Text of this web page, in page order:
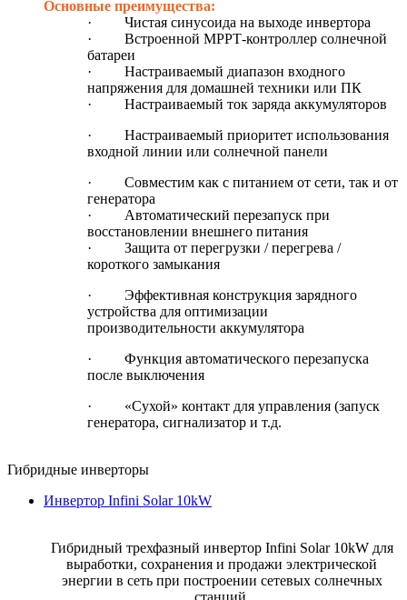
Основные преимущества:
·
Чистая синусоида на выходе инвертора
·
Встроенной МРРТ-контроллер солнечной
батареи
·
Настраиваемый диапазон входного
напряжения для домашней техники или ПК
·
Настраиваемый ток заряда аккумуляторов
·
Настраиваемый приоритет использования
входной линии или солнечной панели
·
Совместим как с питанием от сети, так и от
генератора
·
Автоматический перезапуск при
восстановлении внешнего питания
·
Защита от перегрузки / перегрева /
короткого замыкания
·
Эффективная конструкция зарядного
устройства для оптимизации
производительности аккумулятора
·
Функция автоматического перезапуска
после выключения
·
«Сухой» контакт для управления (запуск
генератора, сигнализатор и т.д.
Гибридные инверторы
Инвертор Infini Solar 10kW
Гибридный трехфазный инвертор Infini Solar 10kW для
выработки, сохранения и продажи электрической
энергии в сеть при построении сетевых солнечных
станций.